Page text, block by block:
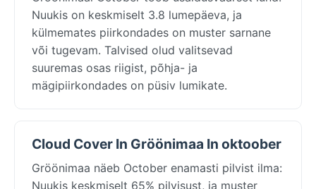
Nuukis on keskmiselt 3.8 lumepäeva, ja
külmemates piirkondades on muster sarnane
või tugevam. Talvised olud valitsevad
suuremas osas riigist, põhja- ja
mägipiirkondades on püsiv lumikate.
Cloud Cover In Gröönimaa In oktoober
Gröönimaa näeb October enamasti pilvist ilma:
Nuukis keskmiselt 65% pilvisust, ja muster